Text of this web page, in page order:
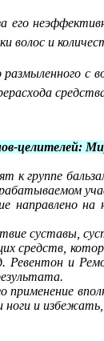
волос и
размыленного
целителей:
к группе
направлено
суставы,
средств,
и
применение
ноги и